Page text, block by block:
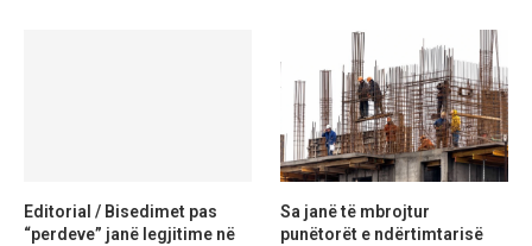
Editorial / Bisedimet pas
“perdeve” janë legjitime në
Sa janë të mbrojtur
punëtorët e ndërtimtarisë